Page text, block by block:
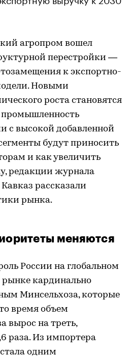
агропром вошел
перестройки —
к экспортно-
Новыми
роста становятся
с высокой добавленной
будут приносить
и как увеличить
редакции журнала
рассказали
рынка.
меняются
России на глобальном
рынке кардинально
Минсельхоза, которые
время объем
вырос на треть,
раза. Из импортера
одним